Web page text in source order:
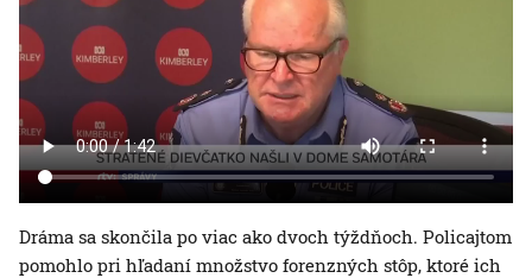
Dráma sa skončila po viac ako dvoch týždňoch. Policajtom
pomohlo pri hľadaní množstvo forenzných stôp, ktoré ich